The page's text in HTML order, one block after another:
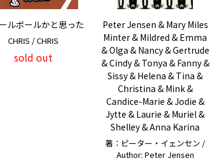
ルボールかと思った
CHRIS / CHRIS
sold out
Peter Jensen & Mary Miles
Minter & Mildred & Emma
& Olga & Nancy & Gertrude
& Cindy & Tonya & Fanny &
Sissy & Helena & Tina &
Christina & Mink &
Candice-Marie & Jodie &
Jytte & Laurie & Muriel &
Shelley & Anna Karina
著：ピーター・イェンセン /
Author: Peter Jensen